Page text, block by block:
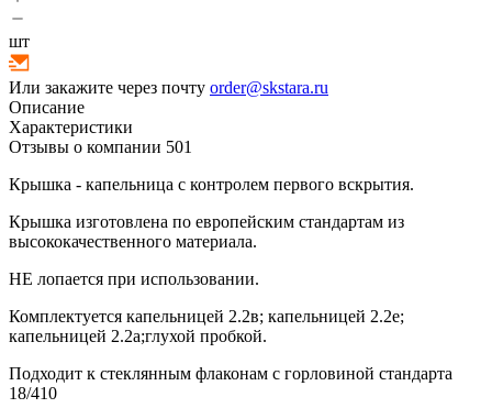
шт
Или закажите через почту order@skstara.ru
Описание
Характеристики
Отзывы о компании 501
Крышка - капельница с контролем первого вскрытия.
Крышка изготовлена по европейским стандартам из
высококачественного материала.
НЕ лопается при использовании.
Комплектуется капельницей 2.2в; капельницей 2.2е;
капельницей 2.2а;глухой пробкой.
Подходит к стеклянным флаконам с горловиной стандарта
18/410